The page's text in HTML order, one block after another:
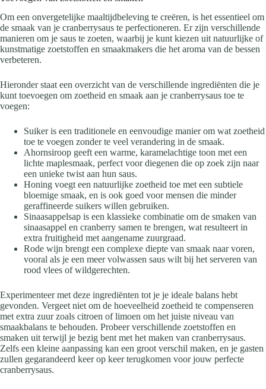
Om een onvergetelijke maaltijdbeleving te creëren, is het essentieel om
de smaak van je cranberrysaus te perfectioneren. Er zijn verschillende
manieren om je saus te zoeten, waarbij je kunt kiezen uit natuurlijke of
kunstmatige zoetstoffen en smaakmakers die het aroma van de bessen
verbeteren.
Hieronder staat een overzicht van de verschillende ingrediënten die je
kunt toevoegen om zoetheid en smaak aan je cranberrysaus toe te
voegen:
Suiker is een traditionele en eenvoudige manier om wat zoetheid
toe te voegen zonder te veel verandering in de smaak.
Ahornsiroop geeft een warme, karamelachtige toon met een
lichte maplesmaak, perfect voor diegenen die op zoek zijn naar
een unieke twist aan hun saus.
Honing voegt een natuurlijke zoetheid toe met een subtiele
bloemige smaak, en is ook goed voor mensen die minder
geraffineerde suikers willen gebruiken.
Sinaasappelsap is een klassieke combinatie om de smaken van
sinaasappel en cranberry samen te brengen, wat resulteert in
extra fruitigheid met aangename zuurgraad.
Rode wijn brengt een complexe diepte van smaak naar voren,
vooral als je een meer volwassen saus wilt bij het serveren van
rood vlees of wildgerechten.
Experimenteer met deze ingrediënten tot je je ideale balans hebt
gevonden. Vergeet niet om de hoeveelheid zoetheid te compenseren
met extra zuur zoals citroen of limoen om het juiste niveau van
smaakbalans te behouden. Probeer verschillende zoetstoffen en
smaken uit terwijl je bezig bent met het maken van cranberrysaus.
Zelfs een kleine aanpassing kan een groot verschil maken, en je gasten
zullen gegarandeerd keer op keer terugkomen voor jouw perfecte
cranberrysaus.